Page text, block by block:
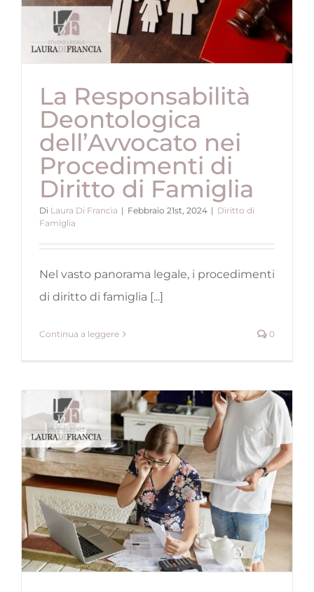
La Responsabilità
Deontologica
dell’Avvocato nei
Procedimenti di
Diritto di Famiglia
Di Laura Di Francia | Febbraio 21st, 2024 | Diritto di
Famiglia
Nel vasto panorama legale, i procedimenti
di diritto di famiglia [...]
Continua a leggere 0